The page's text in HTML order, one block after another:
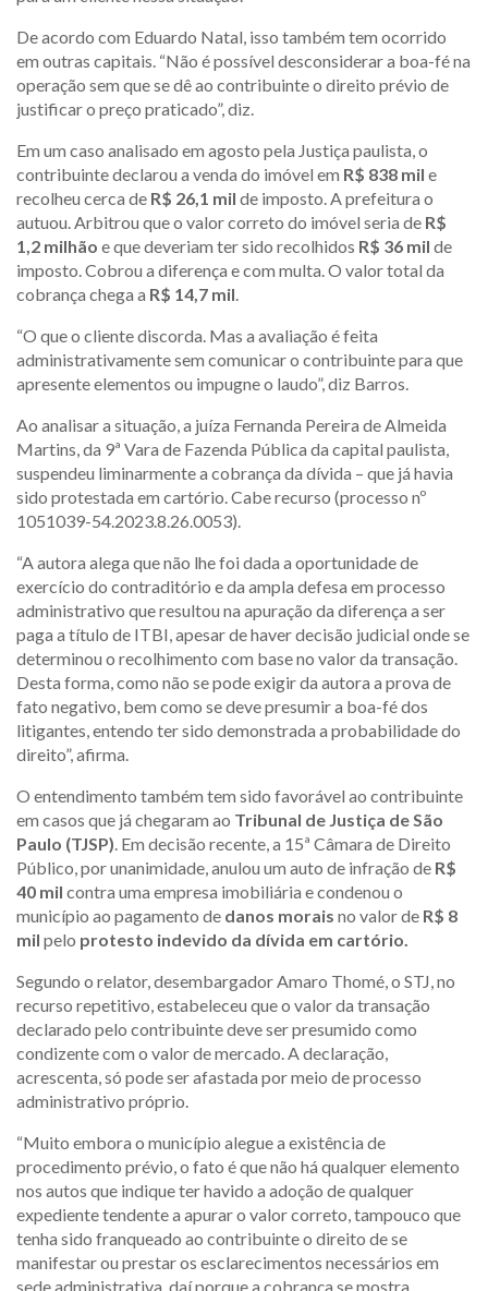
De acordo com Eduardo Natal, isso também tem ocorrido
em outras capitais. “Não é possível desconsiderar a boa-fé na
operação sem que se dê ao contribuinte o direito prévio de
justificar o preço praticado”, diz.
Em um caso analisado em agosto pela Justiça paulista, o
contribuinte declarou a venda do imóvel em R$ 838 mil e
recolheu cerca de R$ 26,1 mil de imposto. A prefeitura o
autuou. Arbitrou que o valor correto do imóvel seria de R$
1,2 milhão e que deveriam ter sido recolhidos R$ 36 mil de
imposto. Cobrou a diferença e com multa. O valor total da
cobrança chega a R$ 14,7 mil.
“O que o cliente discorda. Mas a avaliação é feita
administrativamente sem comunicar o contribuinte para que
apresente elementos ou impugne o laudo”, diz Barros.
Ao analisar a situação, a juíza Fernanda Pereira de Almeida
Martins, da 9ª Vara de Fazenda Pública da capital paulista,
suspendeu liminarmente a cobrança da dívida – que já havia
sido protestada em cartório. Cabe recurso (processo nº
1051039-54.2023.8.26.0053).
“A autora alega que não lhe foi dada a oportunidade de
exercício do contraditório e da ampla defesa em processo
administrativo que resultou na apuração da diferença a ser
paga a título de ITBI, apesar de haver decisão judicial onde se
determinou o recolhimento com base no valor da transação.
Desta forma, como não se pode exigir da autora a prova de
fato negativo, bem como se deve presumir a boa-fé dos
litigantes, entendo ter sido demonstrada a probabilidade do
direito”, afirma.
O entendimento também tem sido favorável ao contribuinte
em casos que já chegaram ao Tribunal de Justiça de São
Paulo (TJSP). Em decisão recente, a 15ª Câmara de Direito
Público, por unanimidade, anulou um auto de infração de R$
40 mil contra uma empresa imobiliária e condenou o
município ao pagamento de danos morais no valor de R$ 8
mil pelo protesto indevido da dívida em cartório.
Segundo o relator, desembargador Amaro Thomé, o STJ, no
recurso repetitivo, estabeleceu que o valor da transação
declarado pelo contribuinte deve ser presumido como
condizente com o valor de mercado. A declaração,
acrescenta, só pode ser afastada por meio de processo
administrativo próprio.
“Muito embora o município alegue a existência de
procedimento prévio, o fato é que não há qualquer elemento
nos autos que indique ter havido a adoção de qualquer
expediente tendente a apurar o valor correto, tampouco que
tenha sido franqueado ao contribuinte o direito de se
manifestar ou prestar os esclarecimentos necessários em
sede administrativa, daí porque a cobrança se mostra